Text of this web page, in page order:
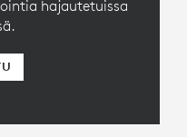
hajautetuissa